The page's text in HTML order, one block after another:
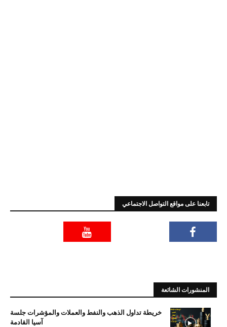
تابعنا على مواقع التواصل الاجتماعي
المنشورات الشائعة
خريطة تداول الذهب والنفط والعملات والمؤشرات جلسة
آسيا القادمة